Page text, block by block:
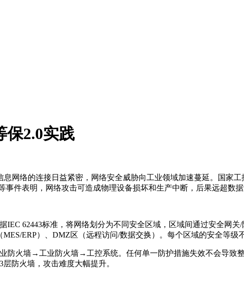
保2.0实践
网络的连接日益紧密，网络安全威胁向工业领域加速蔓延。国家
事件表明，网络攻击可造成物理设备损坏和生产中断，后果远超数
IEC 62443标准，将网络划分为不同安全区域，区域间通过安全网
ERP）、DMZ区（远程访问/数据交换）。每个区域的安全等级
防火墙→工业防火墙→工控系统。任何单一防护措施失效不会导致
防火墙，攻击难度大幅提升。